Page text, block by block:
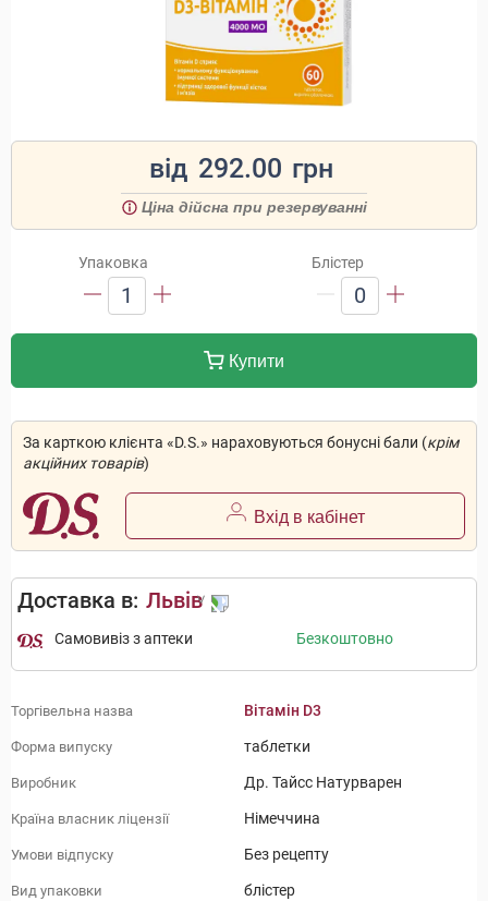
від 292.00 грн
Ціна дійсна при резервуванні
Упаковка
1
Блістер
0
Купити
За карткою клієнта «D.S.» нараховуються бонусні бали (крім
акційних товарів)
Вхід в кабінет
Доставка в: Львів
Самовивіз з аптеки Безкоштовно
Торгівельна назва Вітамін D3
Форма випуску таблетки
Виробник Др. Тайсс Натурварен
Країна власник ліцензії Німеччина
Умови відпуску Без рецепту
Вид упаковки блістер